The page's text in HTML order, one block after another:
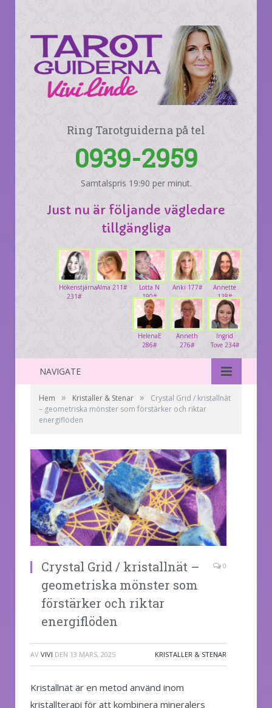
Ring Tarotguiderna på tel
0939-2959
Samtalspris 19:90 per minut.
Just nu är följande vägledare
tillgängliga
Annette
138#
Anki 177#
Lotta N
190#
Alma 211#
Hökenstjärna
231#
Ingrid
Tove 234#
Anneth
276#
HelenaE
286#
NAVIGATE
Hem » Kristaller & Stenar »
Crystal Grid / kristallnät
– geometriska mönster som förstärker och riktar
energiflöden
Crystal Grid / kristallnät –
geometriska mönster som
förstärker och riktar
energiflöden
0
AV VIVI DEN 13 MARS, 2025 KRISTALLER & STENAR
Kristallnät är en metod använd inom
kristallterapi för att kombinera mineralers